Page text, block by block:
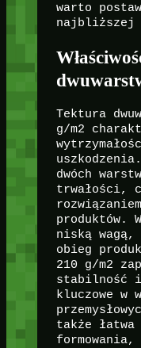
warto
najbliższej
Tektura
g/m2
dwóch
trwałości,
produktów.
niską
obieg
210 g/m2
stabilność
kluczowe w
także